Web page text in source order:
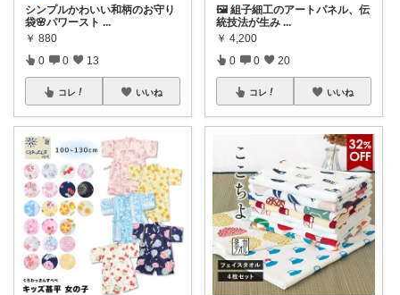
シンプルかわいい和柄のお守り
袋🌸パワースト ...
￥ 880
0 0 13
コレ いいね
🖼 組子細工のアートパネル、伝
統技法が生み ...
￥ 4,200
0 0 20
コレ いいね